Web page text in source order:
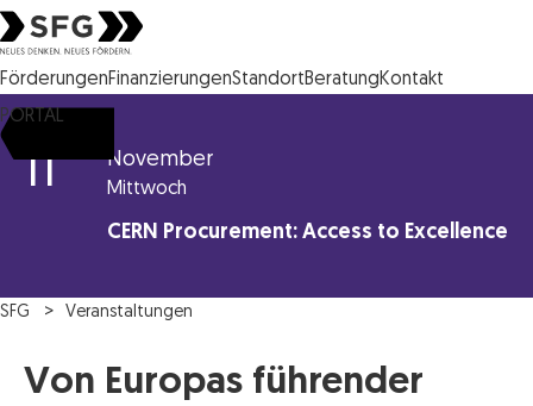
Steirische Wirtschaftsförderungsgesellschaft mbH SFG Logo
FörderungenFinanzierungenStandortBeratungKontakt
PORTAL
11 November
Mittwoch
CERN Procurement: Access to Excellence
SFG Veranstaltungen
Von Europas führender